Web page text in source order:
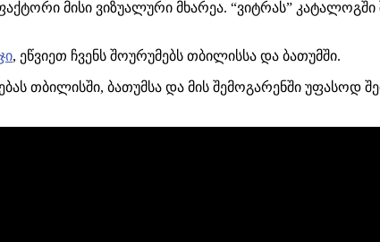
მისი ვიზუალური მხარეა. “ვიტრას”
, ეწვიეთ ჩვენს შოურუმებს თბილისსა და ბათუმში.
თბილისში, ბათუმსა და მის შემოგარენში უფასოდ